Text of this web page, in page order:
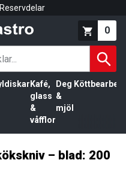
Reservdelar
0
Kafé,
glass
&
våfflor
Deg
&
mjöl
– blad: 200